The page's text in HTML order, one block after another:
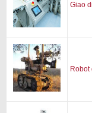
Giao